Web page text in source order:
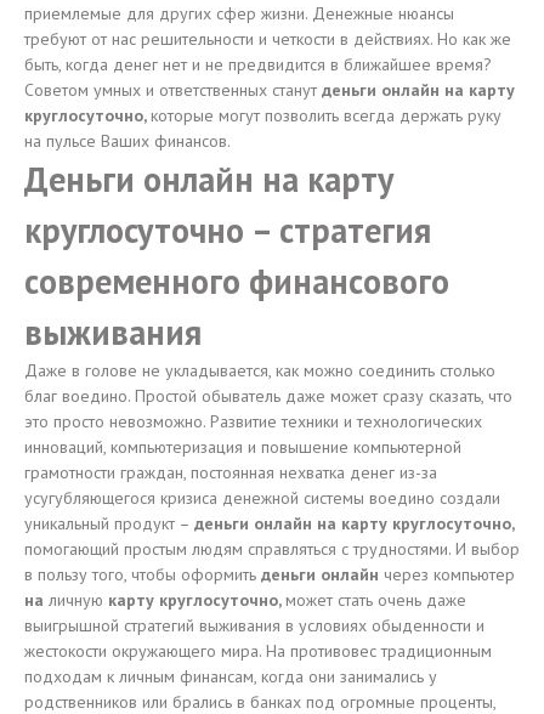
приемлемые для других сфер жизни. Денежные нюансы
требуют от нас решительности и четкости в действиях. Но как же
быть, когда денег нет и не предвидится в ближайшее время?
Советом умных и ответственных станут деньги онлайн на карту
круглосуточно, которые могут позволить всегда держать руку
на пульсе Ваших финансов.
Деньги онлайн на карту
круглосуточно – стратегия
современного финансового
выживания
Даже в голове не укладывается, как можно соединить столько
благ воедино. Простой обыватель даже может сразу сказать, что
это просто невозможно. Развитие техники и технологических
инноваций, компьютеризация и повышение компьютерной
грамотности граждан, постоянная нехватка денег из-за
усугубляющегося кризиса денежной системы воедино создали
уникальный продукт – деньги онлайн на карту круглосуточно,
помогающий простым людям справляться с трудностями. И выбор
в пользу того, чтобы оформить деньги онлайн через компьютер
на личную карту круглосуточно, может стать очень даже
выигрышной стратегий выживания в условиях обыденности и
жестокости окружающего мира. На противовес традиционным
подходам к личным финансам, когда они занимались у
родственников или брались в банках под огромные проценты,